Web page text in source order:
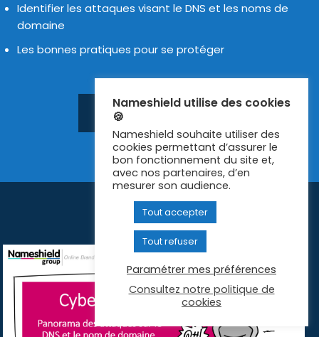
Identifier les attaques visant le DNS et les noms de
domaine
Les bonnes pra­tiques pour se pro­té­ger
VISIONNER LE WEBI­NAR
Nameshield utilise des cookies
🍪
Nameshield souhaite utiliser des
cookies permettant d’assurer le
bon fonctionnement du site et,
avec nos partenaires, d’en
mesurer son audience.
Tout accepter
Tout refuser
Paramétrer mes préférences
Consultez notre politique de
cookies